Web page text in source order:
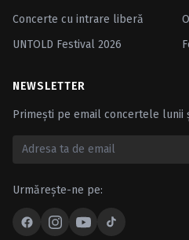
Concerte cu intrare liberă
UNTOLD Festival 2026
NEWSLETTER
Primești pe email concertele lunii
Urmărește-ne pe: